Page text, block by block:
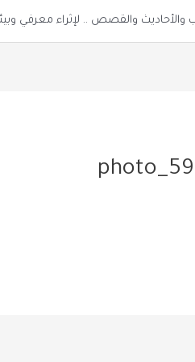
والقصص .. لإثراء معرفي